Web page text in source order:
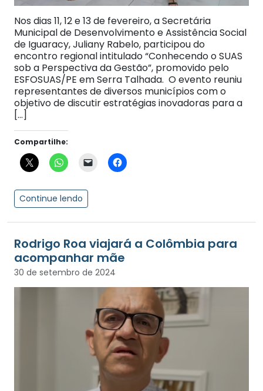
Nos dias 11, 12 e 13 de fevereiro, a Secretária
Municipal de Desenvolvimento e Assistência Social
de Iguaracy, Juliany Rabelo, participou do
encontro regional intitulado “Conhecendo o SUAS
sob a Perspectiva da Gestão”, promovido pelo
ESFOSUAS/PE em Serra Talhada. O evento reuniu
representantes de diversos municípios com o
objetivo de discutir estratégias inovadoras para a
[…]
Compartilhe:
Continue lendo
Rodrigo Roa viajará a Colômbia para
acompanhar mãe
30 de setembro de 2024